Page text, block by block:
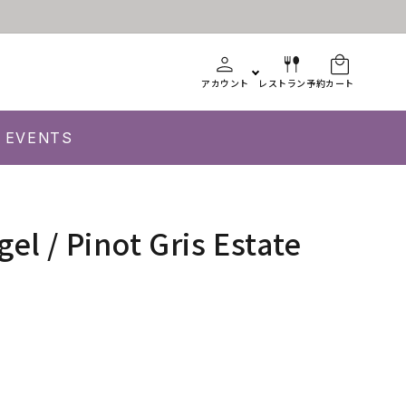
アカウント レストラン予約カート
EVENTS
/ Pinot Gris Estate